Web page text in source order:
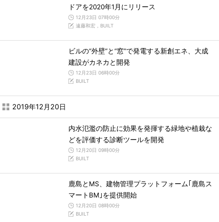
ドアを2020年1月にリリース
12月23日 07時00分
遠藤和宏，BUILT
ビルの“外壁”と“窓”で発電する新創エネ、大成
建設がカネカと開発
12月23日 06時00分
BUILT
2019年12月20日
内水氾濫の防止に効果を発揮する緑地や植栽な
どを評価する診断ツールを開発
12月20日 09時00分
BUILT
鹿島とMS、建物管理プラットフォーム｢鹿島ス
マートBM｣を提供開始
12月20日 08時00分
BUILT